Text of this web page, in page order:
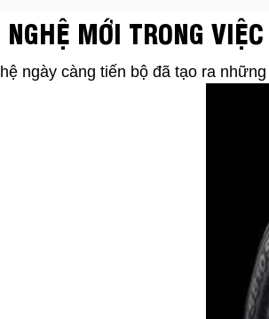
NGHỆ MỚI TRONG
ngày càng tiến bộ đã tạo ra